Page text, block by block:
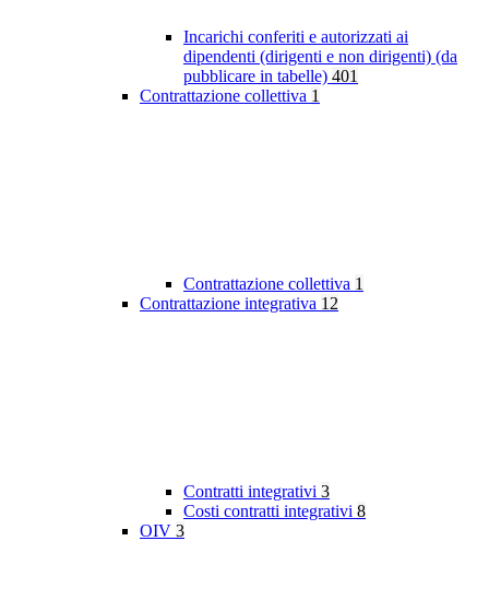
Incarichi conferiti e autorizzati ai
dipendenti (dirigenti e non dirigenti) (da
pubblicare in tabelle) 401
Contrattazione collettiva 1
Contrattazione collettiva 1
Contrattazione integrativa 12
Contratti integrativi 3
Costi contratti integrativi 8
OIV 3